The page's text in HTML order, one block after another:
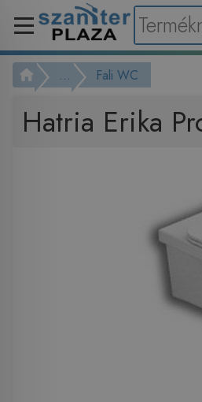
... Fali WC
Hatria Erika